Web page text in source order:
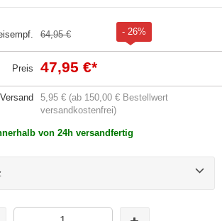
64,95 € - 26%
Preis 47,95 €*
Versand
5,95 € (ab 150,00 € Bestellwert
versandkostenfrei)
von 24h versandfertig